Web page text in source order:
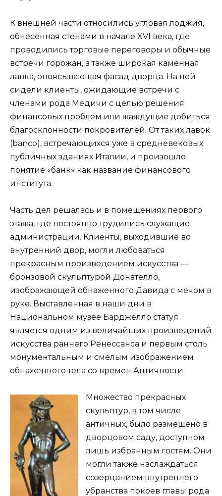
К внешней части относились угловая лоджия,
обнесенная стенами в начале XVI века, где
проводились торговые переговоры и обычные
встречи горожан, а также широкая каменная
лавка, опоясывающая фасад дворца. На ней
сидели клиенты, ожидающие встречи с
членами рода Медичи с целью решения
финансовых проблем или жаждущие добиться
благосклонности покровителей. От таких лавок
(banco), встречающихся уже в средневековых
публичных зданиях Италии, и произошло
понятие «банк» как название финансового
института.
Часть дел решалась и в помещениях первого
этажа, где постоянно трудились служащие
администрации. Клиенты, выходившие во
внутренний двор, могли любоваться
прекрасным произведением искусства —
бронзовой скульптурой Донателло,
изображающей обнаженного Давида с мечом в
руке. Выставленная в наши дни в
Национальном музее Барджелло статуя
является одним из величайших произведений
искусства раннего Ренессанса и первым столь
монументальным и смелым изображением
обнаженного тела со времен Античности.
Множество прекрасных
скульптур, в том числе
античных, было размещено в
дворцовом саду, доступном
лишь избранным гостям. Они
могли также наслаждаться
созерцанием внутреннего
убранства покоев главы рода